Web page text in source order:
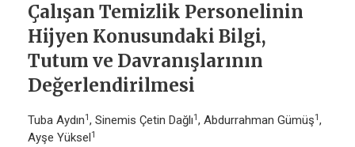
Çalışan Temizlik Personelinin
Hijyen Konusundaki Bilgi,
Tutum ve Davranışlarının
Değerlendirilmesi
Tuba Aydın1, Sinemis Çetin Dağlı1, Abdurrahman Gümüş1,
Ayşe Yüksel1